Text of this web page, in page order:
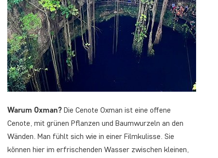
Warum Oxman? Die Cenote Oxman ist eine offene
Cenote, mit grünen Pflanzen und Baumwurzeln an den
Wänden. Man fühlt sich wie in einer Filmkulisse. Sie
können hier im erfrischenden Wasser zwischen kleinen,